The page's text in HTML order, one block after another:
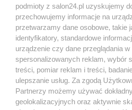
Społeczeństwo
Kultura
X Facebook
podmioty z salon24.pl uzyskujemy
przechowujemy informacje na
przetwarzamy dane osobowe, takie
identyfikatory, standardowe
urządzenie czy dane przeglądania
spersonalizowanych reklam, wybór
treści, pomiar reklam i treści,
ulepszanie usług. Za zgodą
Partnerzy możemy używać
geolokalizacyjnych oraz aktywnie